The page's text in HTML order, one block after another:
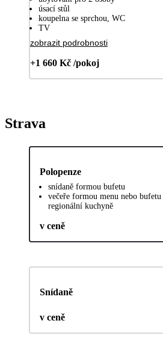
úsací stůl
koupelna se sprchou, WC
TV
zobrazit podrobnosti
+1 660 Kč /pokoj
Strava
Polopenze
snídaně formou bufetu
večeře formou menu nebo
regionální kuchyně
v ceně
Snídaně
v ceně